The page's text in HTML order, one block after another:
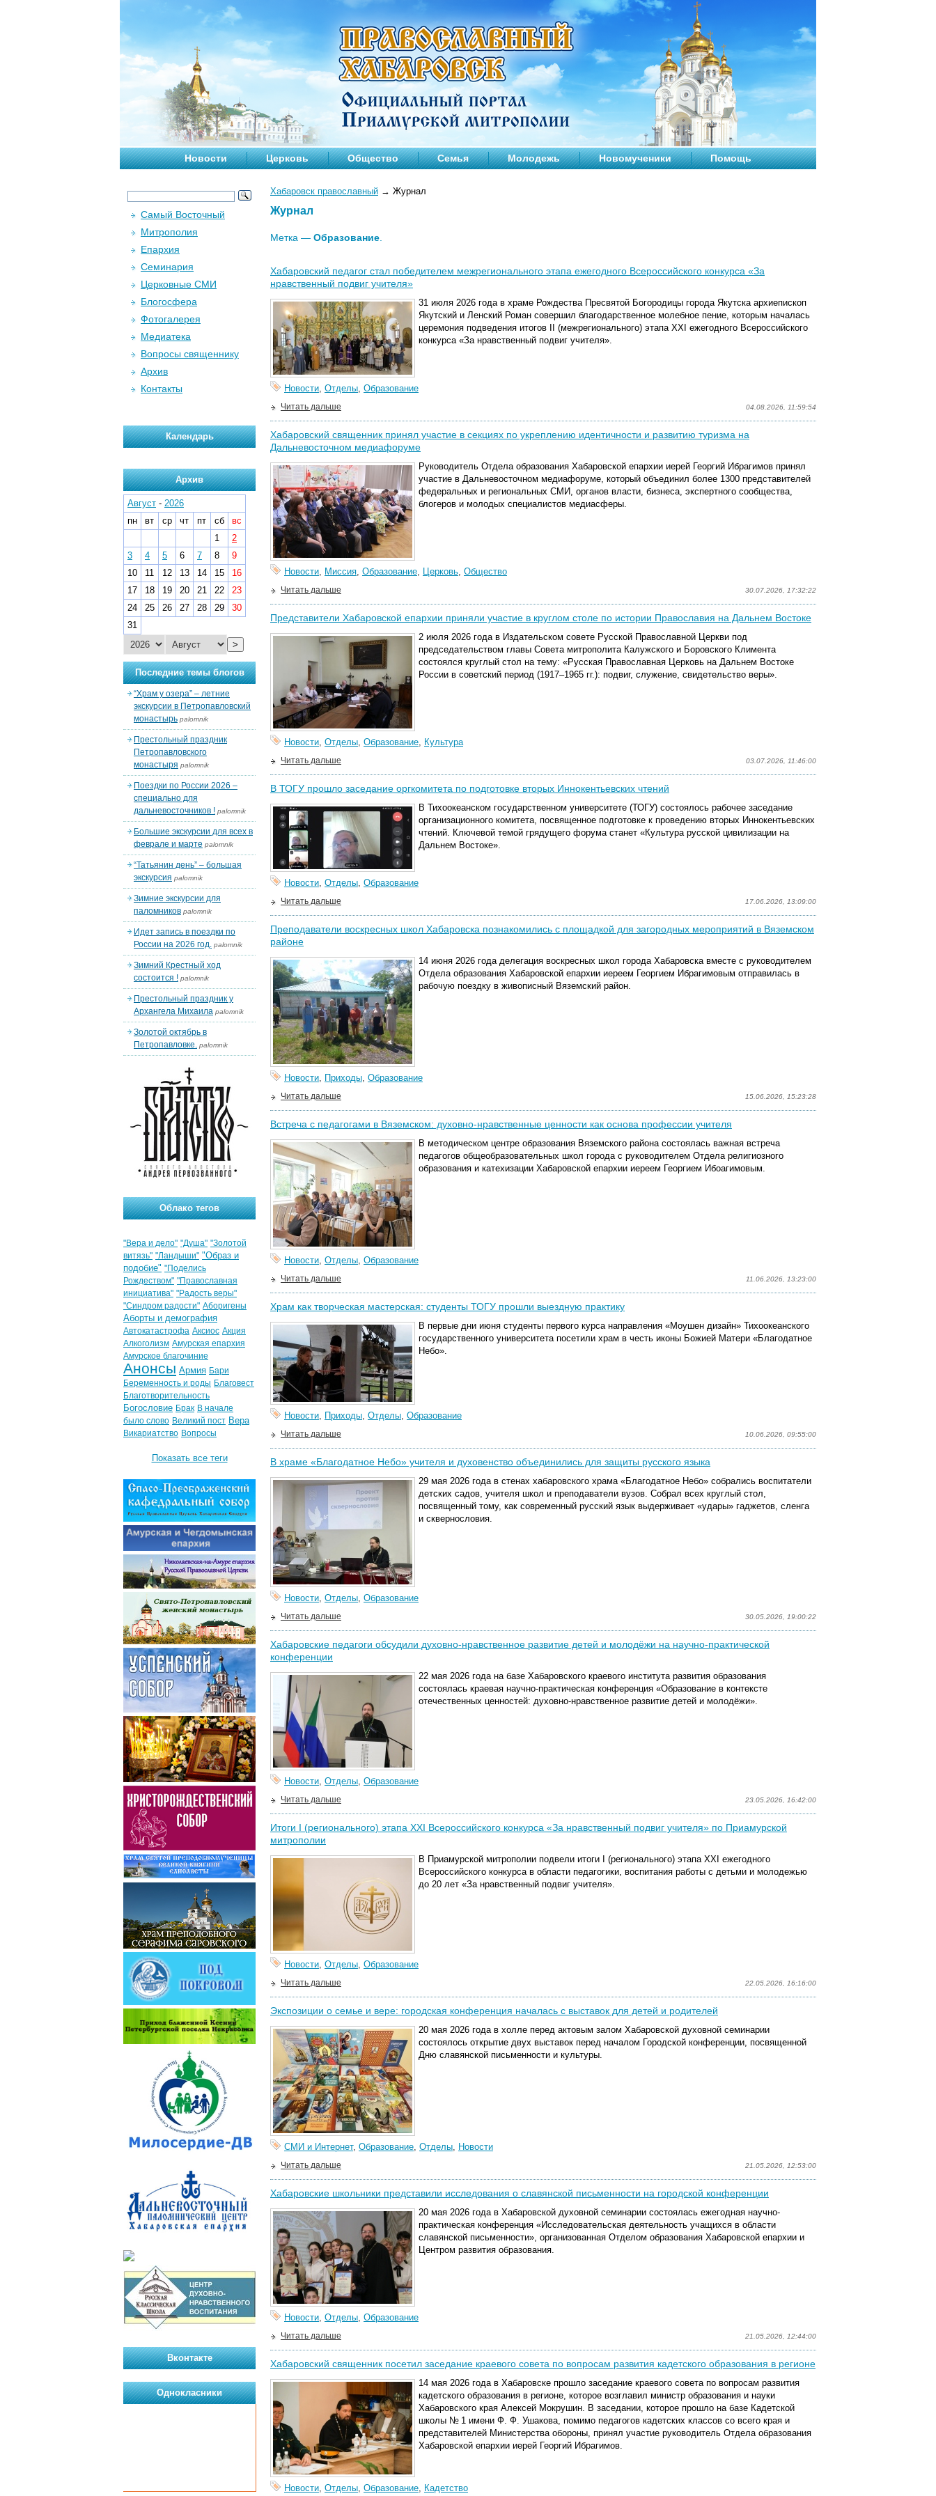
Новости Церковь Общество Семья Молодежь Новомученики Помощь
Хабаровск православный → Журнал
Журнал
Метка — Образование
Хабаровский педагог стал победителем межрегионального этапа ежегодного Всероссийского конкурса «За
нравственный подвиг учителя»
31 июля 2026 года в храме Рождества Пресвятой Богородицы города Якутска архиепископ
Якутский и Ленский Роман совершил благодарственное молебное пение, которым началась
церемония подведения итогов II (межрегионального) этапа XXI ежегодного Всероссийского
конкурса «За нравственный подвиг учителя».
Новости, Отделы, Образование
04.08.2026, 11:59:54
Читать дальше
Хабаровский священник принял участие в секциях по укреплению идентичности и развитию туризма на
Дальневосточном медиафоруме
Руководитель Отдела образования Хабаровской епархии иерей Георгий Ибрагимов принял
участие в Дальневосточном медиафоруме, который объединил более 1300 представителей
федеральных и региональных СМИ, органов власти, бизнеса, экспертного сообщества,
блогеров и молодых специалистов медиасферы.
Новости, Миссия, Образование, Церковь, Общество
30.07.2026, 17:32:22
Читать дальше
Представители Хабаровской епархии приняли участие в круглом столе по истории Православия на Дальнем Востоке
2 июля 2026 года в Издательском совете Русской Православной Церкви под
председательством главы Совета митрополита Калужского и Боровского Климента
состоялся круглый стол на тему: «Русская Православная Церковь на Дальнем Востоке
России в советский период (1917–1965 гг.): подвиг, служение, свидетельство веры».
Новости, Отделы, Образование, Культура
03.07.2026, 11:46:00
Читать дальше
В ТОГУ прошло заседание оргкомитета по подготовке вторых Иннокентьевских чтений
В Тихоокеанском государственном университете (ТОГУ) состоялось рабочее заседание
организационного комитета, посвященное подготовке к проведению вторых Иннокентьевских
чтений. Ключевой темой грядущего форума станет «Культура русской цивилизации на
Дальнем Востоке».
Новости, Отделы, Образование
17.06.2026, 13:09:00
Читать дальше
Преподаватели воскресных школ Хабаровска познакомились с площадкой для загородных мероприятий в Вяземском
районе
14 июня 2026 года делегация воскресных школ города Хабаровска вместе с руководителем
Отдела образования Хабаровской епархии иереем Георгием Ибрагимовым отправилась в
рабочую поездку в живописный Вяземский район.
Новости, Приходы, Образование
15.06.2026, 15:23:28
Читать дальше
Встреча с педагогами в Вяземском: духовно-нравственные ценности как основа профессии учителя
В методическом центре образования Вяземского района состоялась важная встреча
педагогов общеобразовательных школ города с руководителем Отдела религиозного
образования и катехизации Хабаровской епархии иереем Георгием Ибоагимовым.
Новости, Отделы, Образование
11.06.2026, 13:23:00
Читать дальше
Храм как творческая мастерская: студенты ТОГУ прошли выездную практику
В первые дни июня студенты первого курса направления «Моушен дизайн» Тихоокеанского
государственного университета посетили храм в честь иконы Божией Матери «Благодатное
Небо».
Новости, Приходы, Отделы, Образование
10.06.2026, 09:55:00
Читать дальше
В храме «Благодатное Небо» учителя и духовенство объединились для защиты русского языка
29 мая 2026 года в стенах хабаровского храма «Благодатное Небо» собрались воспитатели
детских садов, учителя школ и преподаватели вузов. Собрал всех круглый стол,
посвященный тому, как современный русский язык выдерживает «удары» гаджетов, сленга
и сквернословия.
Новости, Отделы, Образование
30.05.2026, 19:00:22
Читать дальше
Хабаровские педагоги обсудили духовно-нравственное развитие детей и молодёжи на научно-практической
конференции
22 мая 2026 года на базе Хабаровского краевого института развития образования
состоялась краевая научно-практическая конференция «Образование в контексте
отечественных ценностей: духовно-нравственное развитие детей и молодёжи».
Новости, Отделы, Образование
23.05.2026, 16:42:00
Читать дальше
Итоги I (регионального) этапа XХI Всероссийского конкурса «За нравственный подвиг учителя» по Приамурской
митрополии
В Приамурской митрополии подвели итоги I (регионального) этапа XXI ежегодного
Всероссийского конкурса в области педагогики, воспитания работы с детьми и молодежью
до 20 лет «За нравственный подвиг учителя».
Новости, Отделы, Образование
22.05.2026, 16:16:00
Читать дальше
Экспозиции о семье и вере: городская конференция началась с выставок для детей и родителей
20 мая 2026 года в холле перед актовым залом Хабаровской духовной семинарии
состоялось открытие двух выставок перед началом Городской конференции, посвященной
Дню славянской письменности и культуры.
СМИ и Интернет, Образование, Отделы, Новости
21.05.2026, 12:53:00
Читать дальше
Хабаровские школьники представили исследования о славянской письменности на городской конференции
20 мая 2026 года в Хабаровской духовной семинарии состоялась ежегодная научно-
практическая конференция «Исследовательская деятельность учащихся в области
славянской письменности», организованная Отделом образования Хабаровской епархии и
Центром развития образования.
Новости, Отделы, Образование
21.05.2026, 12:44:00
Читать дальше
Хабаровский священник посетил заседание краевого совета по вопросам развития кадетского образования в регионе
14 мая 2026 года в Хабаровске прошло заседание краевого совета по вопросам развития
кадетского образования в регионе, которое возглавил министр образования и науки
Хабаровского края Алексей Мокрушин. В заседании, которое прошло на базе Кадетской
школы № 1 имени Ф. Ф. Ушакова, помимо педагогов кадетских классов со всего края и
представителей Министерства обороны, принял участие руководитель Отдела образования
Хабаровской епархии иерей Георгий Ибрагимов.
Новости, Отделы, Образование, Кадетство
Самый Восточный
Митрополия
Епархия
Семинария
Церковные СМИ
Блогосфера
Фотогалерея
Медиатека
Вопросы священнику
Архив
Контакты
Календарь
Архив
Август - 2026
пн
вт ср чт пт сб
вс
1
2
3
4 5 6 7 8
9
10
11 12 13 14 15
16
17
18 19 20 21 22
23
24
25 26 27 28 29
30
31
>
Последние темы блогов
“Храм у озера” – летние
экскурсии в Петропавловский
монастырь palomnik
Престольный праздник
Петропавловского
монастыря palomnik
Поездки по России 2026 –
специально для
дальневосточников ! palomnik
Большие экскурсии для всех в
феврале и марте palomnik
“Татьянин день” – большая
экскурсия palomnik
Зимние экскурсии для
паломников palomnik
Идет запись в поездки по
России на 2026 год. palomnik
Зимний Крестный ход
состоится ! palomnik
Престольный праздник у
Архангела Михаила palomnik
Золотой октябрь в
Петропавловке. palomnik
Облако тегов
"Вера и дело" "Душа" "Золотой
витязь" "Ландыши" "Образ и
подобие" "Поделись
Рождеством" "Православная
инициатива" "Радость веры"
"Синдром радости" Аборигены
Аборты и демография
Автокатастрофа Аксиос Акция
Алкоголизм Амурская епархия
Амурское благочиние
Анонсы Армия Бари
Беременность и роды Благовест
Благотворительность
Богословие Брак В начале
было слово Великий пост Вера
Викариатство Вопросы
Показать все теги
Вконтакте
Однокласники